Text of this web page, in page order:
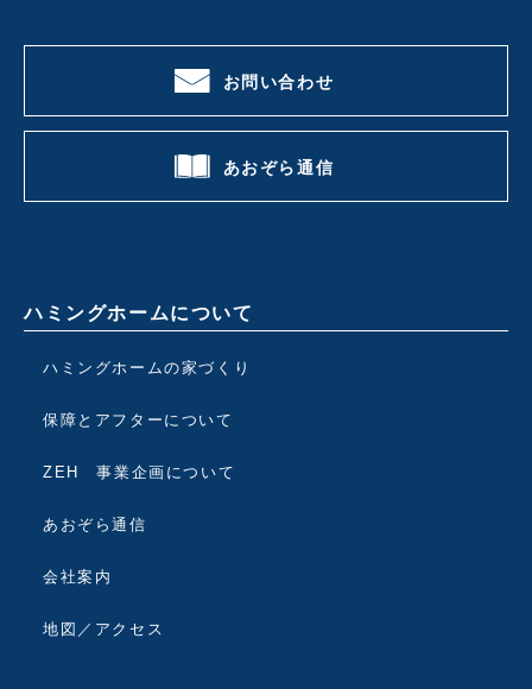
お問い合わせ
あおぞら通信
ハミングホームについて
ハミングホームの家づくり
保障とアフターについて
ZEH 事業企画について
あおぞら通信
会社案内
地図／アクセス